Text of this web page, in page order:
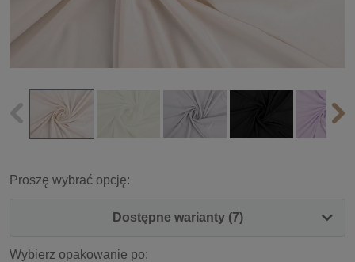
Proszę wybrać opcję:
Dostępne warianty (7)
Wybierz opakowanie po: